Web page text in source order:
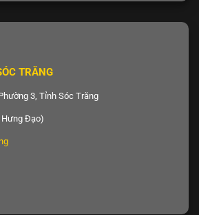
TRĂNG
3, Tỉnh Sóc Trăng
Hưng Đạo)